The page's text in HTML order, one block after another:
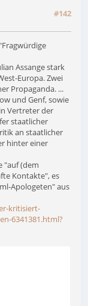
#142
Assange stark
Europa. Zwei
Propaganda. ...
und Genf, sowie
Vertreter der
staatlicher
an staatlicher
hinter einer
"auf (dem
Kontakte", es
Apologeten" aus
kritisiert-
6341381.html?